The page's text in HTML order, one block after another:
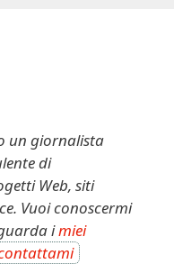
un giornalista
di
Web, siti
Vuoi conoscermi
imiei